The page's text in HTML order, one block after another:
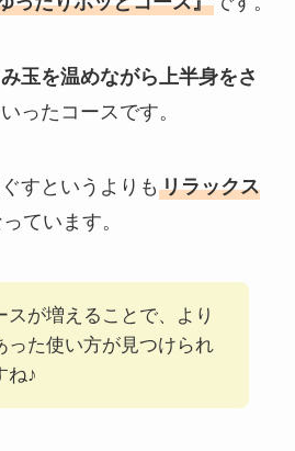
み玉を温めながら上半身をさ
ったコースです。
すというよりも リラックス
ています。
スが増えることで、より
った使い方が見つけられ
ね♪